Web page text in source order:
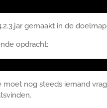
gemaakt in de doelmap.
opdracht:
nog steeds iemand